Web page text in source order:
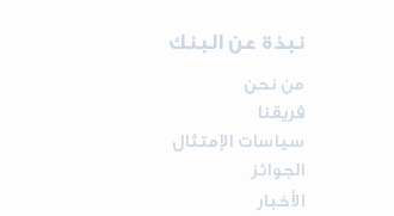
نبذة عن البنك
من نحن
فريقنا
سياسات الإمتثال
الجوائز
الأخبار